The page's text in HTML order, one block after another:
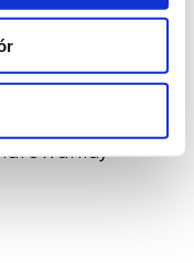
mielony